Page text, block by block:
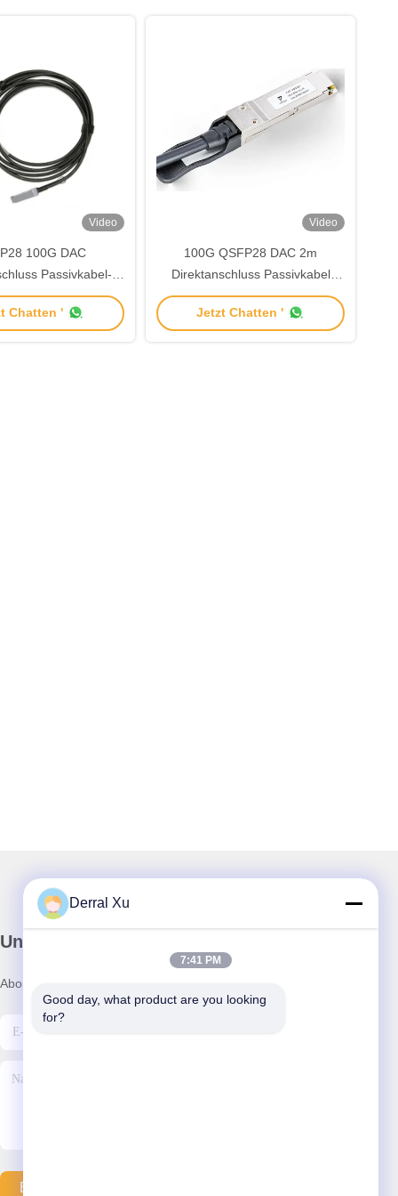
Video
100G DAC
Passivkabel-
3m TDS-
00NCR
Chatten '
Video
100G QSFP28 DAC 2m
Direktanschluss Passivkabel
Transceiver Modul für
Netzwerkkommunikation
Jetzt Chatten '
Unser Newsletter
Abonnieren Sie unseren Newsletter für Rabatte und mehr.
E-Mail Senden
Derral Xu
7:41 PM
Good day, what product are you looking
for?